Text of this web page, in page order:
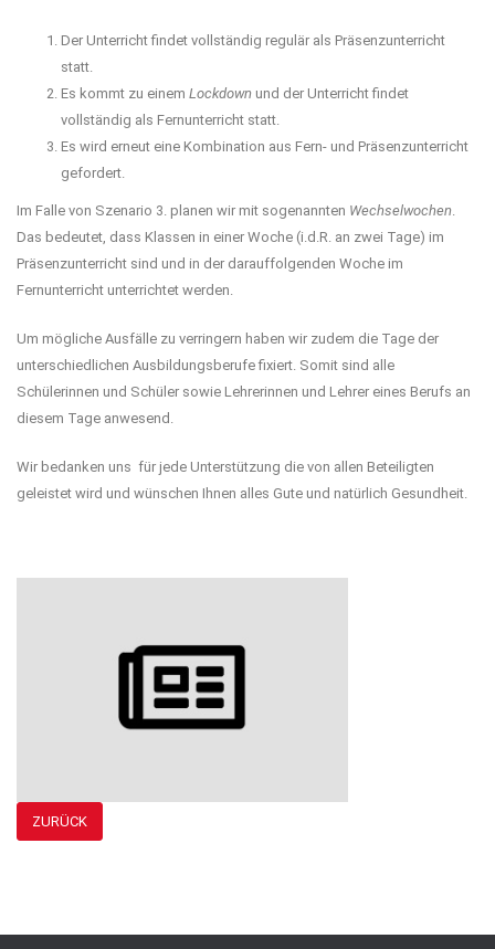
Der Unterricht findet vollständig regulär als Präsenzunterricht
statt.
Es kommt zu einem Lockdown und der Unterricht findet
vollständig als Fernunterricht statt.
Es wird erneut eine Kombination aus Fern- und Präsenzunterricht
gefordert.
Im Falle von Szenario 3. planen wir mit sogenannten Wechselwochen.
Das bedeutet, dass Klassen in einer Woche (i.d.R. an zwei Tage) im
Präsenzunterricht sind und in der darauffolgenden Woche im
Fernunterricht unterrichtet werden.
Um mögliche Ausfälle zu verringern haben wir zudem die Tage der
unterschiedlichen Ausbildungsberufe fixiert. Somit sind alle
Schülerinnen und Schüler sowie Lehrerinnen und Lehrer eines Berufs an
diesem Tage anwesend.
Wir bedanken uns für jede Unterstützung die von allen Beteiligten
geleistet wird und wünschen Ihnen alles Gute und natürlich Gesundheit.
ZURÜCK